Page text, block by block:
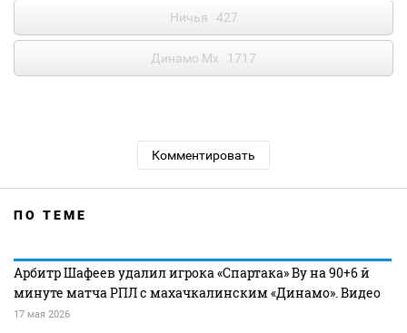
Ничья 427
Динамо Мх 1717
Комментировать
ПО ТЕМЕ
Арбитр Шафеев удалил игрока «Спартака» Ву на 90+6 й
минуте матча РПЛ с махачкалинским «Динамо». Видео
17 мая 2026